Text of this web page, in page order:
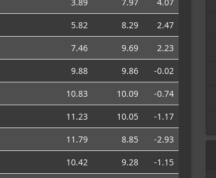
5.82 8.29
2.47
7.46 9.69
2.23
9.88 9.86
-0.02
10.83 10.09
-0.74
11.23 10.05
-1.17
11.79 8.85
-2.93
10.42 9.28
-1.15